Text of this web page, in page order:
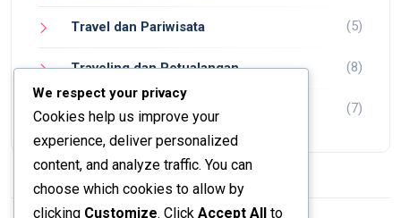
Travel dan Pariwisata (5)
Traveling dan Petualangan (8)
Wisata dan Petualangan (7)
We respect your privacy
Cookies help us improve your
experience, deliver personalized
content, and analyze traffic. You can
choose which cookies to allow by
clicking Customize. Click Accept All to